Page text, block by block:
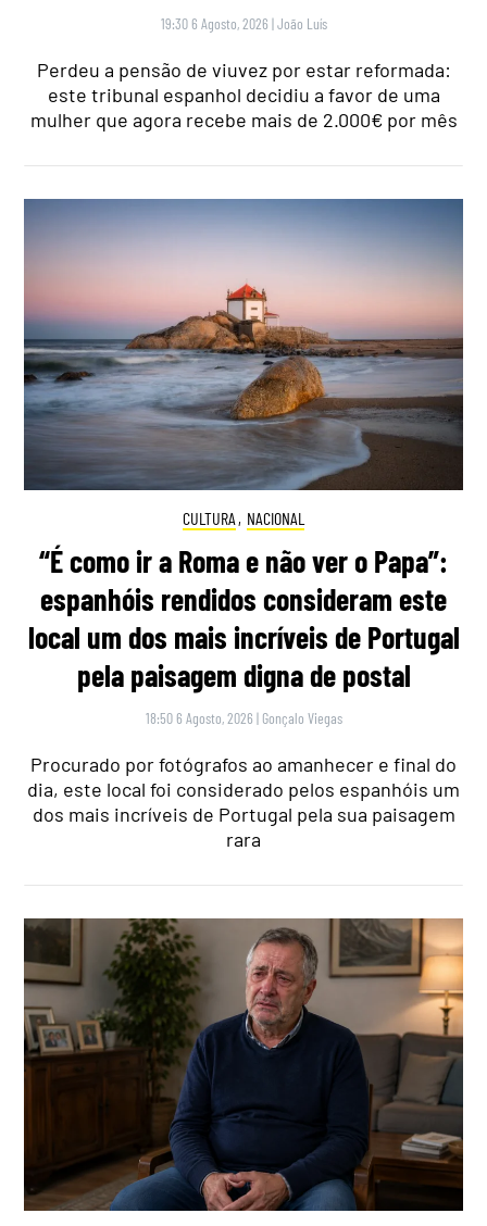
19:30 6 Agosto, 2026 |João Luís
Perdeu a pensão de viuvez por estar reformada:
este tribunal espanhol decidiu a favor de uma
mulher que agora recebe mais de 2.000€ por mês
CULTURA , NACIONAL
“É como ir a Roma e não ver o Papa”:
espanhóis rendidos consideram este
local um dos mais incríveis de Portugal
pela paisagem digna de postal
18:50 6 Agosto, 2026 | Gonçalo Viegas
Procurado por fotógrafos ao amanhecer e final do
dia, este local foi considerado pelos espanhóis um
dos mais incríveis de Portugal pela sua paisagem
rara